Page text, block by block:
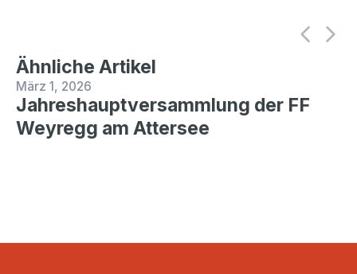
Ähnliche Artikel
März 1, 2026
Jahreshauptversammlung der FF
Weyregg am Attersee